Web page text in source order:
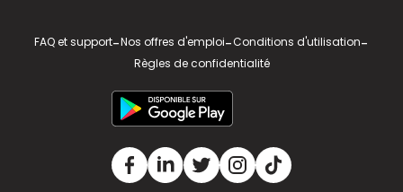
FAQ et support-Nos offres d'emploi-Conditions d'utilisation-
Règles de confidentialité